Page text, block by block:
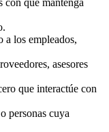
a los empleados,
asesores
que interactúe con
personas cuya